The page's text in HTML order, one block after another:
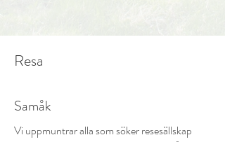
Resa
Samåk
Vi uppmuntrar alla som söker resesällskap